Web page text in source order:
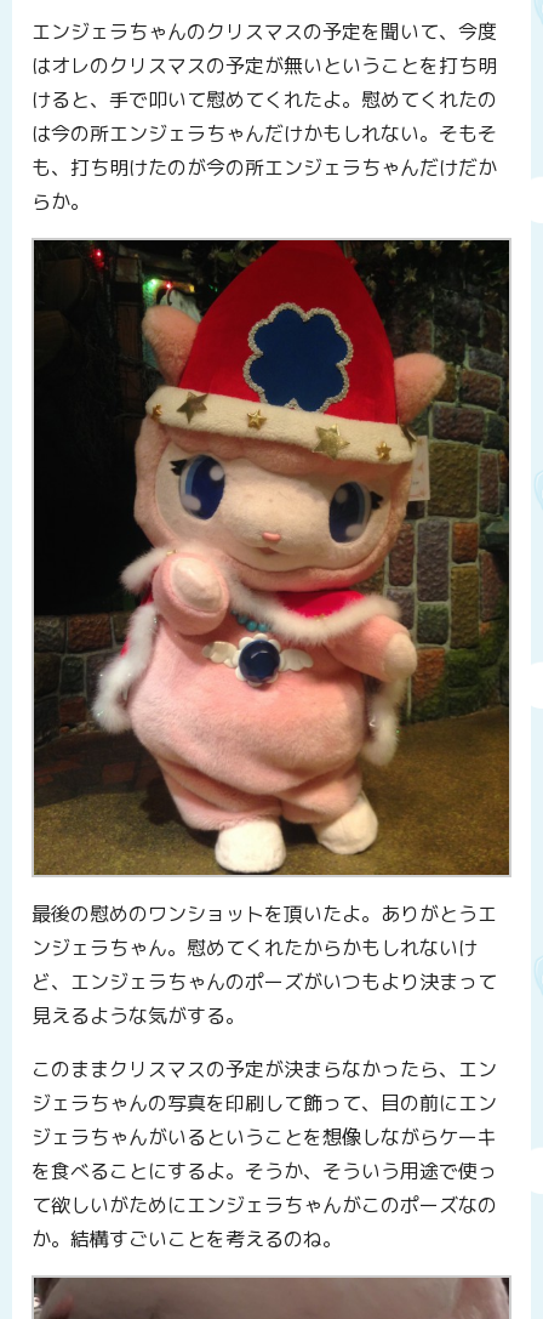
エンジェラちゃんのクリスマスの予定を聞いて、今度
はオレのクリスマスの予定が無いということを打ち明
けると、手で叩いて慰めてくれたよ。慰めてくれたの
は今の所エンジェラちゃんだけかもしれない。そもそ
も、打ち明けたのが今の所エンジェラちゃんだけだか
らか。
最後の慰めのワンショットを頂いたよ。ありがとうエ
ンジェラちゃん。慰めてくれたからかもしれないけ
ど、エンジェラちゃんのポーズがいつもより決まって
見えるような気がする。
このままクリスマスの予定が決まらなかったら、エン
ジェラちゃんの写真を印刷して飾って、目の前にエン
ジェラちゃんがいるということを想像しながらケーキ
を食べることにするよ。そうか、そういう用途で使っ
て欲しいがためにエンジェラちゃんがこのポーズなの
か。結構すごいことを考えるのね。